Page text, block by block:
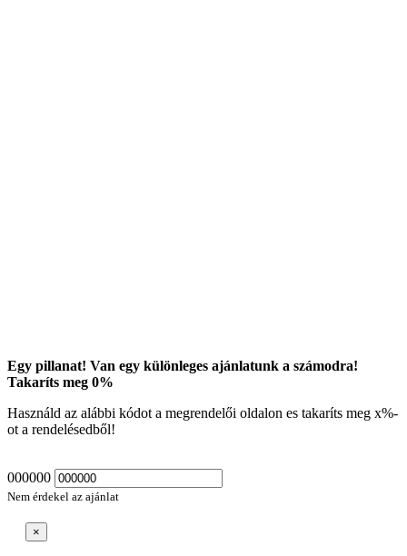
Egy pillanat! Van egy különleges ajánlatunk a számodra!
Takaríts meg 0%
Használd az alábbi kódot a megrendelői oldalon es takaríts meg x%-
ot a rendelésedből!
000000
Nem érdekel az ajánlat
×